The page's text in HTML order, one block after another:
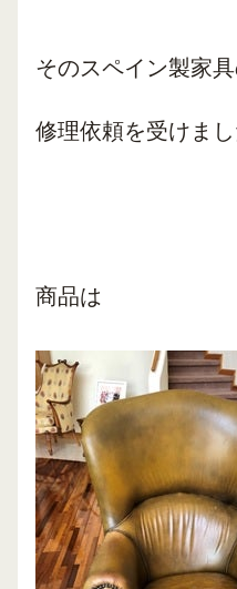
そのスペイン製家
修理依頼を受けま
商品は